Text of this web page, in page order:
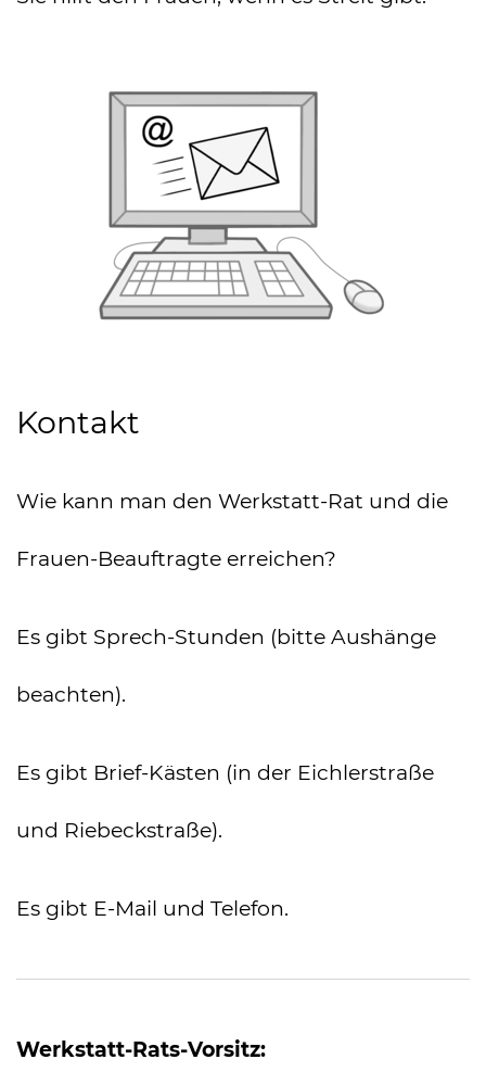
Kontakt
Wie kann man den Werkstatt-Rat und die
Frauen-Beauftragte erreichen?
Es gibt Sprech-Stunden (bitte Aushänge
beachten).
Es gibt Brief-Kästen (in der Eichlerstraße
und Riebeckstraße).
Es gibt E-Mail und Telefon.
Werkstatt-Rats-Vorsitz: